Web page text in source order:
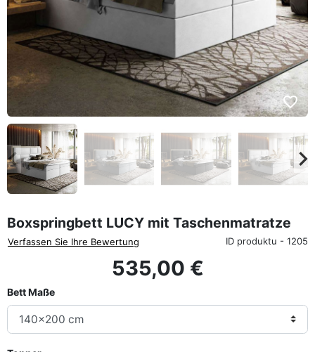
favorite_border
Zurück
Boxspringbett LUCY mit Taschenmatratze
Verfassen Sie Ihre Bewertung ID produktu - 1205
535,00 €
Bett Maße